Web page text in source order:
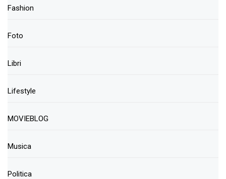
Fashion
Foto
Libri
Lifestyle
MOVIEBLOG
Musica
Politica